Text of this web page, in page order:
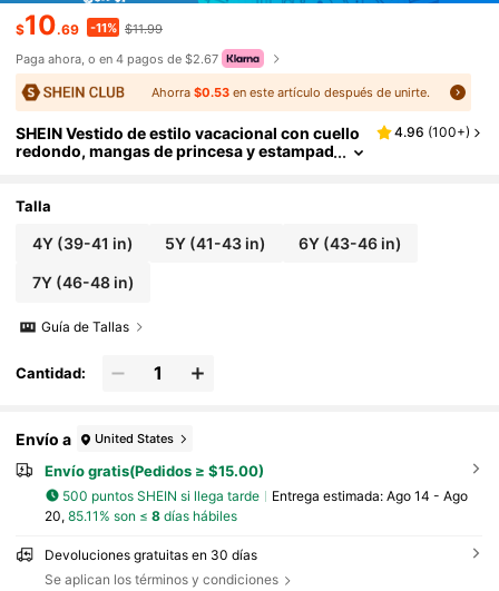
$10.69 -11% $11.99
Paga ahora, o en 4 pagos de $2.67
Ahorra $0.53en este artículo después de unirte.
SHEIN Vestido de estilo vacacional con cuello
redondo, mangas de princesa y estampad
4.96 (100+)
Talla
4Y(39-41 in) 5Y (41-43 in) 6Y(43-46 in)
7Y(46-48 in)
Guía de Tallas
Cantidad:
Envío a United States
Envío gratis(Pedidos ≥ $15.00)
500 puntos SHEIN si llega tarde Entrega estimada: Ago 14 - Ago
20, 85.11% son ≤ 8días hábiles
Devoluciones gratuitas en 30 días
Se aplican los términos y condiciones